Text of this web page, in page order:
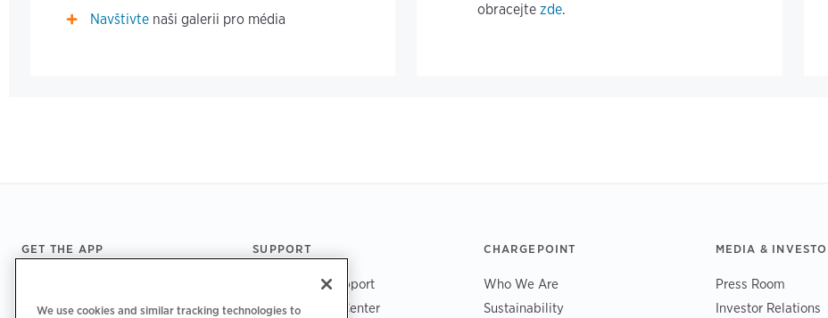
Navštivte naši galerii pro média
obracejte zde.
Footer
GET THE APP SUPPORT
ChargePoint Support
Driver Support Center
CHARGEPOINT
Who We Are
Sustainability
MEDIA &
Press Room
Investor Relations
We use cookies and similar tracking technologies to